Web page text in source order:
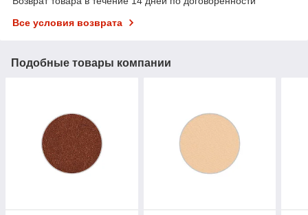
Все условия возврата
Подобные товары компании